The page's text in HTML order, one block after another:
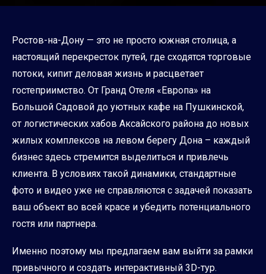
Ростов-на-Дону — это не просто южная столица, а
настоящий перекресток путей, где сходятся торговые
потоки, кипит деловая жизнь и расцветает
гостеприимство. От Гранд Отеля «Европа» на
Большой Садовой до уютных кафе на Пушкинской,
от логистических хабов Аксайского района до новых
жилых комплексов на левом берегу Дона – каждый
бизнес здесь стремится выделиться и привлечь
клиента. В условиях такой динамики, стандартные
фото и видео уже не справляются с задачей показать
ваш объект во всей красе и убедить потенциального
гостя или партнера.
Именно поэтому мы предлагаем вам выйти за рамки
привычного и создать интерактивный 3D-тур.